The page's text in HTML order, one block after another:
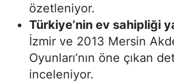
özetleniyor.
Türkiye’nin ev sahipliği
İzmir ve 2013 Mersin
Oyunları’nın öne çıkan
inceleniyor.